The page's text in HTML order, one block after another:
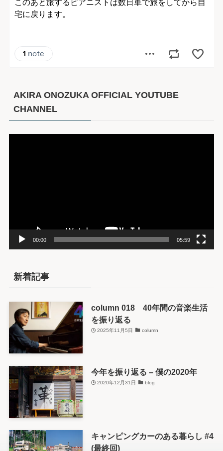
AKIRA ONOZUKA OFFICIAL YOUTUBE
CHANNEL
00:00 05:59
新着記事
column 018 40年間の音楽生活
を振り返る
2025年11月5日 column
今年を振り返る – 僕の2020年
2020年12月31日 blog
キャンピングカーのある暮らし #4
(最終回)